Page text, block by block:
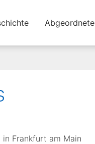
Abgeordnete
in Frankfurt am Main